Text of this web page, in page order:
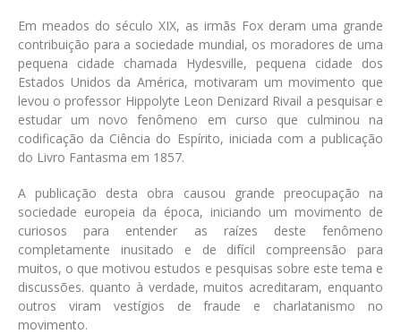
Em meados do século XIX, as irmãs Fox deram uma grande
contribuição para a sociedade mundial, os moradores de uma
pequena cidade chamada Hydesville, pequena cidade dos
Estados Unidos da América, motivaram um movimento que
levou o professor Hippolyte Leon Denizard Rivail a pesquisar e
estudar um novo fenômeno em curso que culminou na
codificação da Ciência do Espírito, iniciada com a publicação
do Livro Fantasma em 1857.
A publicação desta obra causou grande preocupação na
sociedade europeia da época, iniciando um movimento de
curiosos para entender as raízes deste fenômeno
completamente inusitado e de difícil compreensão para
muitos, o que motivou estudos e pesquisas sobre este tema e
discussões. quanto à verdade, muitos acreditaram, enquanto
outros viram vestígios de fraude e charlatanismo no
movimento.